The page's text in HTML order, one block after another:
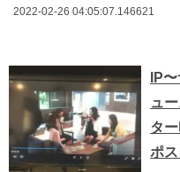
2022-02-26 04:05:07.146621
IP
ュ
タ
ポ